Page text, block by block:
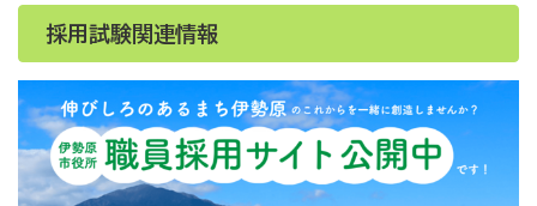
採用試験関連情報